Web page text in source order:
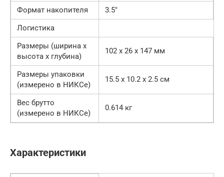
Формат накопителя
3.5″
Логистика
Размеры (ширина x
высота x глубина)
102 x 26 x 147 мм
Размеры упаковки
(измерено в НИКСе)
15.5 x 10.2 x 2.5 см
Вес брутто
(измерено в НИКСе)
0.614 кг
Характеристики